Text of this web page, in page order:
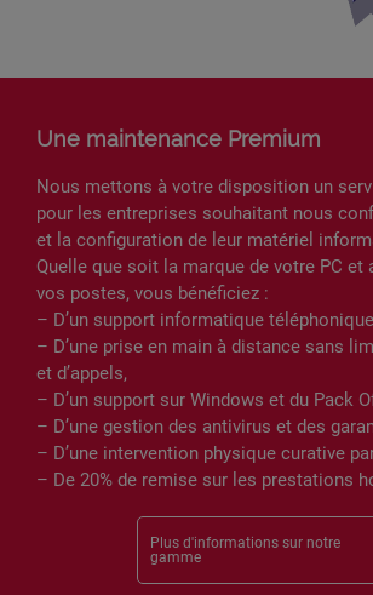
Une maintenance Premium
Nous mettons à votre disposition un
pour les entreprises souhaitant nous
et la configuration de leur matériel
Quelle que soit la marque de votre PC et
vos postes, vous bénéficiez :
– D’un support informatique
– D’une prise en main à distance sans
et d’appels,
– D’un support sur Windows et du Pack
– D’une gestion des antivirus et des
– D’une intervention physique curative
– De 20% de remise sur les prestations
Plus d'informations sur notre
gamme